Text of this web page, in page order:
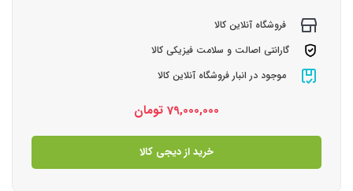
فروشگاه آنلاین کالا
گارانتی اصالت و سلامت فیزیکی کالا
موجود در انبار فروشگاه آنلاین کالا
79,000,000 تومان
خرید از دیجی کالا